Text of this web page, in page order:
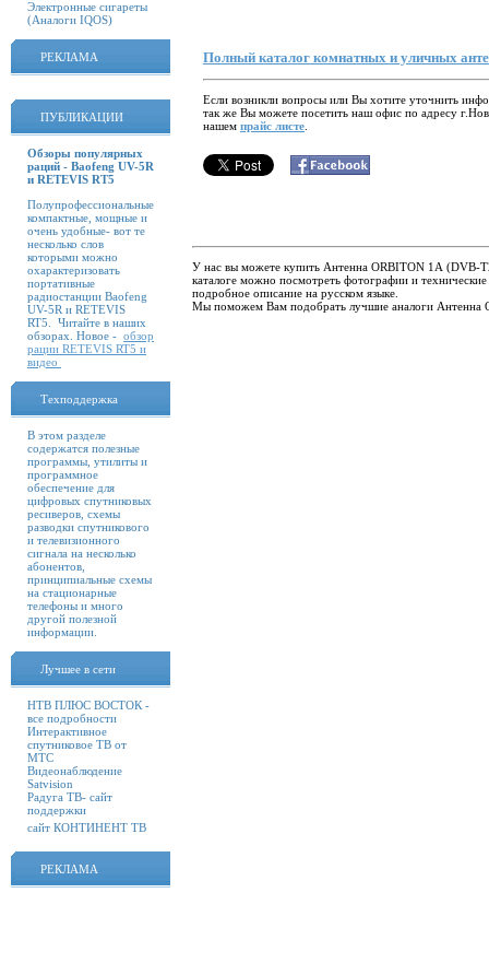
Электронные сигареты
(Аналоги IQOS)
РЕКЛАМА
ПУБЛИКАЦИИ
Обзоры популярных
раций - Baofeng UV-5R
и RETEVIS RT5
Полупрофессиональные
компактные, мощные и
очень удобные- вот те
несколько слов
которыми можно
охарактеризовать
портативные
радиостанции Baofeng
UV-5R и RETEVIS
RT5. Читайте в наших
обзорах. Новое - обзор
рации RETEVIS RT5 и
видео
Техподдержка
В этом разделе
содержатся полезные
программы, утилиты и
программное
обеспечение для
цифровых спутниковых
ресиверов, схемы
разводки спутникового
и телевизионного
сигнала на несколько
абонентов,
принципиальные схемы
на стационарные
телефоны и много
другой полезной
информации.
Лучшее в сети
НТВ ПЛЮС ВОСТОК -
все подробности
Интерактивное
спутниковое ТВ от
МТС
Видеонаблюдение
Satvision
Радуга ТВ- сайт
поддержки
сайт КОНТИНЕНТ ТВ
РЕКЛАМА
Полный каталог комнатных и уличных
Если возникли вопросы или Вы хотите уточнить
так же Вы можете посетить наш офис по адресу
нашем прайс листе
У нас вы можете купить Антенна ORBITON 1А (DVB-
каталоге можно посмотреть фотографии и
подробное описание на русском языке.
Мы поможем Вам подобрать лучшие аналоги